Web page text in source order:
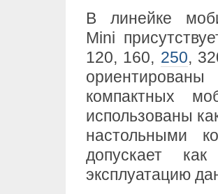
В линейке
Mini
120, 160, 250,
компактных
использованы
настольными
допускает
эксплуатацию